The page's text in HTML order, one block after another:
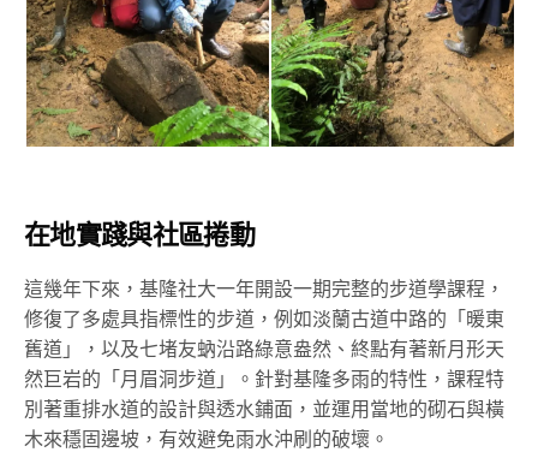
在地實踐與社區捲動
這幾年下來，基隆社大一年開設一期完整的步道學課程，
修復了多處具指標性的步道，例如淡蘭古道中路的「暖東
舊道」，以及七堵友蚋沿路綠意盎然、終點有著新月形天
然巨岩的「月眉洞步道」。針對基隆多雨的特性，課程特
別著重排水道的設計與透水鋪面，並運用當地的砌石與橫
木來穩固邊坡，有效避免雨水沖刷的破壞。